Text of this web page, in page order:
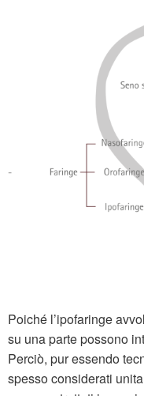
Poiché l’ipofaringe
su una parte possono
Perciò, pur essendo
spesso considerati